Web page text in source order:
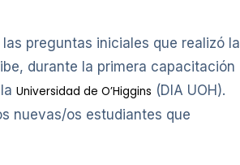
preguntas iniciales que realizó la
durante la primera capacitación
Universidad de O’Higgins (DIA UOH).
nuevas/os estudiantes que